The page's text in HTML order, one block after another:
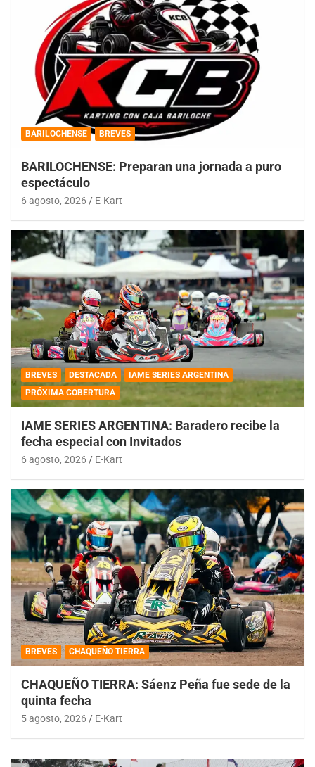
BARILOCHENSE BREVES
BARILOCHENSE: Preparan una jornada a puro
espectáculo
6 agosto, 2026 E-Kart
BREVES DESTACADA
IAME SERIES ARGENTINA
PRÓXIMA COBERTURA
IAME SERIES ARGENTINA: Baradero recibe la
fecha especial con Invitados
6 agosto, 2026 E-Kart
BREVES CHAQUEÑO TIERRA
CHAQUEÑO TIERRA: Sáenz Peña fue sede de la
quinta fecha
5 agosto, 2026 E-Kart